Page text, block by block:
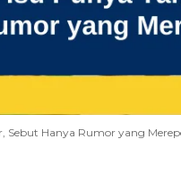
Sebut Hanya Rumor yang